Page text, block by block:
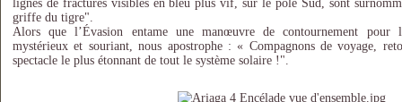
lignes de fractures visibles en bleu plus vif, sur le pôle Sud, sont
griffe du tigre".
Alors que l’Évasion entame une manœuvre de contournement pour
mystérieux et souriant, nous apostrophe : « Compagnons de voyage,
spectacle le plus étonnant de tout le système solaire !".